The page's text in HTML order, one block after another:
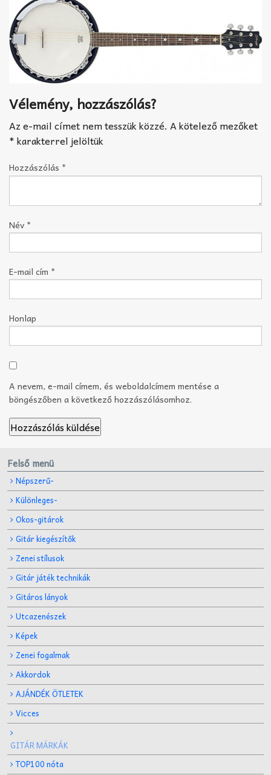
Improvizáció
Vélemény, hozzászólás?
Az e-mail címet nem tesszük közzé. A kötelező mezőket
*karakterrel jelöltük
Hozzászólás *
Név *
E-mail cím *
Honlap
A nevem, e-mail címem, és weboldalcímem mentése a
böngészőben a következő hozzászólásomhoz.
Felső menü
Népszerű-
Különleges-
Okos-gitárok
Gitár kiegészítők
Zenei stílusok
Gitár játék technikák
Gitáros lányok
Utcazenészek
Képek
Zenei fogalmak
Akkordok
AJÁNDÉK ÖTLETEK
Vicces
GITÁR MÁRKÁK
TOP100 nóta